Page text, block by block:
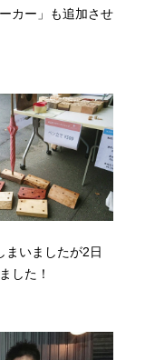
カー」も追加させ
まいましたが2日
した！